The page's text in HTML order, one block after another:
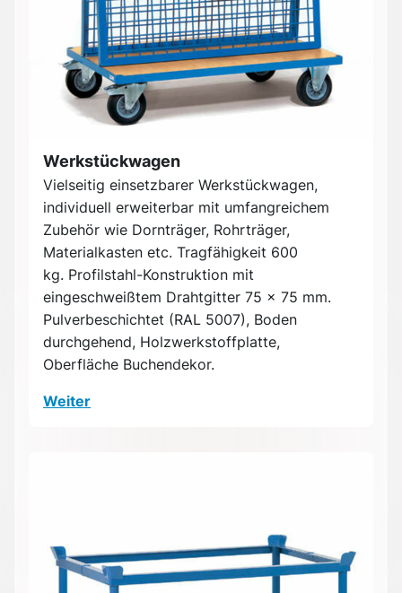
Werkstückwagen
Vielseitig einsetzbarer Werkstückwagen,
individuell erweiterbar mit umfangreichem
Zubehör wie Dornträger, Rohrträger,
Materialkasten etc. Tragfähigkeit 600
kg. Profilstahl-Konstruktion mit
eingeschweißtem Drahtgitter 75 x 75 mm.
Pulverbeschichtet (RAL 5007), Boden
durchgehend, Holzwerkstoffplatte,
Oberfläche Buchendekor.
Weiter